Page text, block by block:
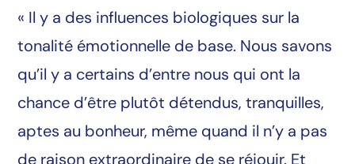
« Il y a des influences biologiques sur la
tonalité émotionnelle de base. Nous savons
qu’il y a certains d’entre nous qui ont la
chance d’être plutôt détendus, tranquilles,
aptes au bonheur, même quand il n’y a pas
de raison extraordinaire de se réjouir. Et